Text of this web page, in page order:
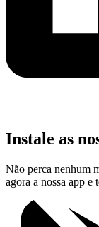
Instale as
Não perca nenhum
agora a nossa app